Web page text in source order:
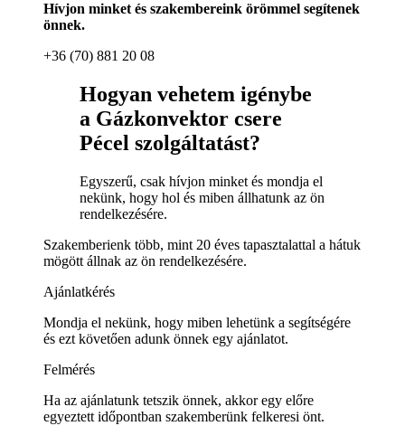
Hívjon minket és szakembereink örömmel segítenek
önnek.
+36 (70) 881 20 08
Hogyan vehetem igénybe
a Gázkonvektor csere
Pécel szolgáltatást?
Egyszerű, csak hívjon minket és mondja el
nekünk, hogy hol és miben állhatunk az ön
rendelkezésére.
Szakemberienk több, mint 20 éves tapasztalattal a hátuk
mögött állnak az ön rendelkezésére.
Ajánlatkérés
Mondja el nekünk, hogy miben lehetünk a segítségére
és ezt követően adunk önnek egy ajánlatot.
Felmérés
Ha az ajánlatunk tetszik önnek, akkor egy előre
egyeztett időpontban szakemberünk felkeresi önt.